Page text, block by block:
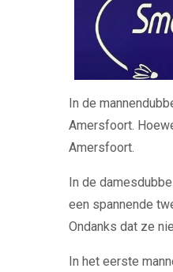
In de
Amersfoort.
Amersfoort.
In de
een spannende
Ondanks dat ze
In het eerste